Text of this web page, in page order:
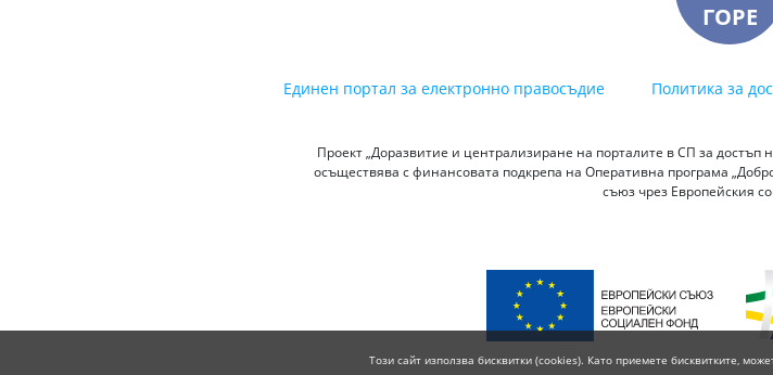
ГОРЕ
Единен портал за електронно правосъдие Политика за
Проект „Доразвитие и централизиране на порталите в СП за
осъществява с финансовата подкрепа на Оперативна програма
съюз чрез Европейския
Този сайт използва бисквитки (cookies). Като приемете бисквитките,